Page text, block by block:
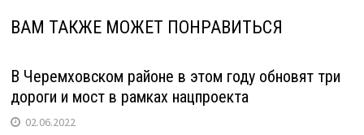
ВАМ ТАКЖЕ МОЖЕТ ПОНРАВИТЬСЯ
В Черемховском районе в этом году обновят три
дороги и мост в рамках нацпроекта
02.06.2022